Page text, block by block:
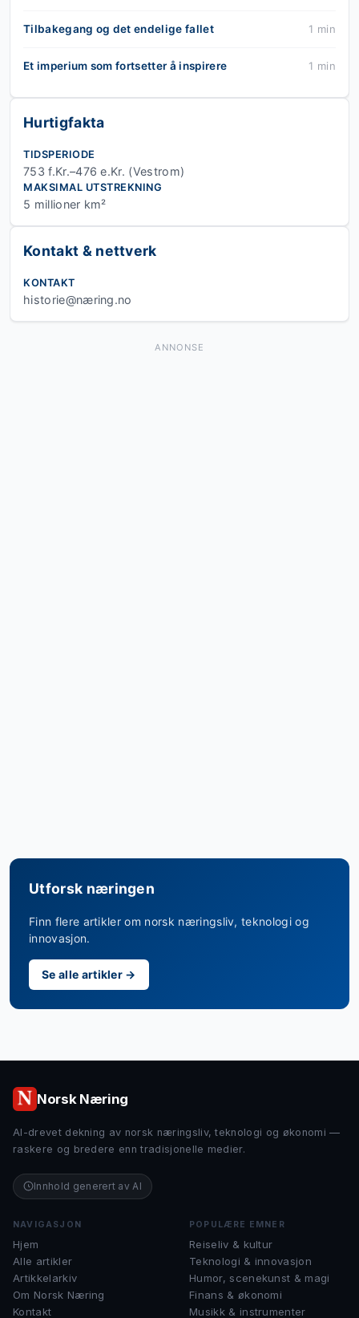
Tilbakegang og det endelige fallet 1 min
Et imperium som fortsetter å inspirere 1 min
Hurtigfakta
TIDSPERIODE
753 f.Kr.–476 e.Kr. (Vestrom)
MAKSIMAL UTSTREKNING
5 millioner km²
Kontakt & nettverk
KONTAKT
historie@næring.no
ANNONSE
Utforsk næringen
Finn flere artikler om norsk næringsliv, teknologi og
innovasjon.
Se alle artikler →
Norsk Næring
AI-drevet dekning av norsk næringsliv, teknologi og økonomi —
raskere og bredere enn tradisjonelle medier.
Innhold generert av AI
NAVIGASJON
Hjem
Alle artikler
Artikkelarkiv
Om Norsk Næring
Kontakt
POPULÆRE EMNER
Reiseliv & kultur
Teknologi & innovasjon
Humor, scenekunst & magi
Finans & økonomi
Musikk & instrumenter